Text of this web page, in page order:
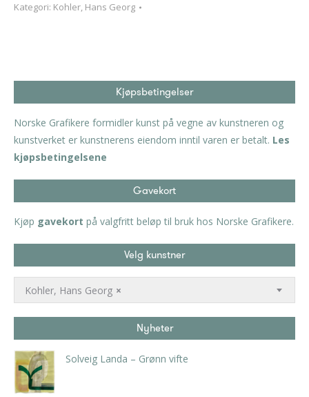
Kategori: Kohler, Hans Georg
Kjøpsbetingelser
Norske Grafikere formidler kunst på vegne av kunstneren og
kunstverket er kunstnerens eiendom inntil varen er betalt. Les
kjøpsbetingelsene
Gavekort
Kjøp gavekort på valgfritt beløp til bruk hos Norske Grafikere.
Velg kunstner
×
Kohler, Hans Georg
Nyheter
Solveig Landa – Grønn vifte